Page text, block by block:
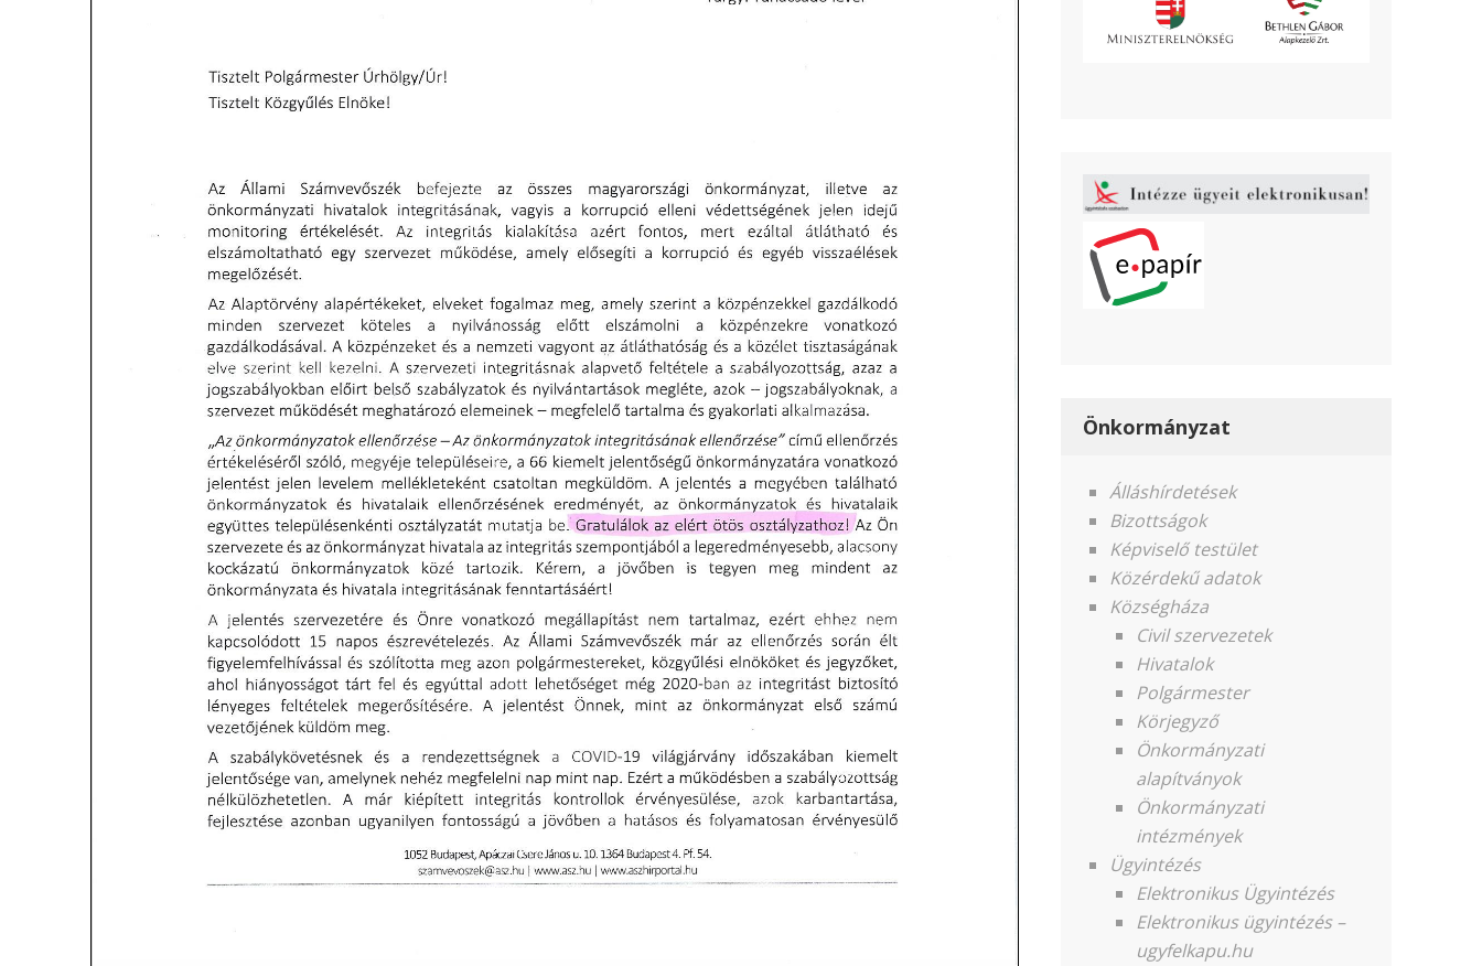
Önkormányzat
Álláshírdetések
Bizottságok
Képviselő testület
Közérdekű adatok
Községháza
Civil szervezetek
Hivatalok
Polgármester
Körjegyző
Önkormányzati
alapítványok
Önkormányzati
intézmények
Ügyintézés
Elektronikus Ügyintézés
Elektronikus ügyintézés –
ugyfelkapu.hu